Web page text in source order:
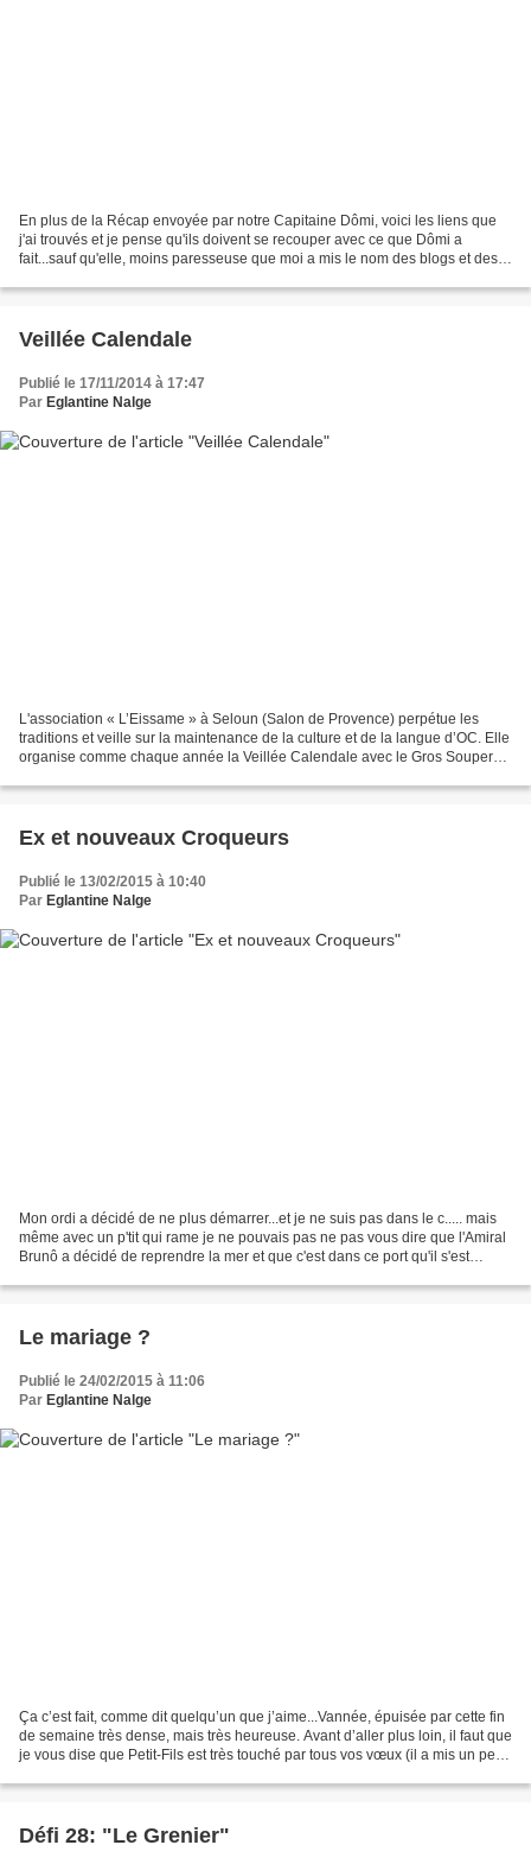
En plus de la Récap envoyée par notre Capitaine Dômi, voici les liens que
j'ai trouvés et je pense qu'ils doivent se recouper avec ce que Dômi a
fait...sauf qu'elle, moins paresseuse que moi a mis le nom des blogs et des
Veillée Calendale
Publié le 17/11/2014 à 17:47
Par Eglantine Nalge
L'association « L’Eissame » à Seloun (Salon de Provence) perpétue les
traditions et veille sur la maintenance de la culture et de la langue d’OC. Elle
organise comme chaque année la Veillée Calendale avec le Gros Souper
Ex et nouveaux Croqueurs
Publié le 13/02/2015 à 10:40
Par Eglantine Nalge
Mon ordi a décidé de ne plus démarrer...et je ne suis pas dans le c..... mais
même avec un p'tit qui rame je ne pouvais pas ne pas vous dire que l'Amiral
Brunô a décidé de reprendre la mer et que c'est dans ce port qu'il s'est
Le mariage ?
Publié le 24/02/2015 à 11:06
Par Eglantine Nalge
Ça c’est fait, comme dit quelqu’un que j’aime...Vannée, épuisée par cette fin
de semaine très dense, mais très heureuse. Avant d’aller plus loin, il faut que
je vous dise que Petit-Fils est très touché par tous vos vœux (il a mis un petit
Défi 28: "Le Grenier"